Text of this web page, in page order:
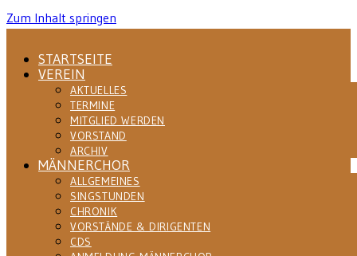
Zum Inhalt springen
STARTSEITE
VEREIN
AKTUELLES
TERMINE
MITGLIED WERDEN
VORSTAND
ARCHIV
MÄNNERCHOR
ALLGEMEINES
SINGSTUNDEN
CHRONIK
VORSTÄNDE & DIRIGENTEN
CDS